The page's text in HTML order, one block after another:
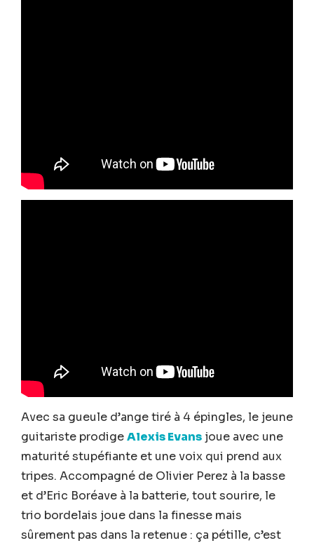
Avec sa gueule d’ange tiré à 4 épingles, le jeune
guitariste prodigeAlexis Evans joue avec une
maturité stupéfiante et une voix qui prend aux
tripes. Accompagné de Olivier Perez à la basse
et d’Eric Boréave à la batterie, tout sourire, le
trio bordelais joue dans la finesse mais
sûrement pas dans la retenue : ça pétille, c’est